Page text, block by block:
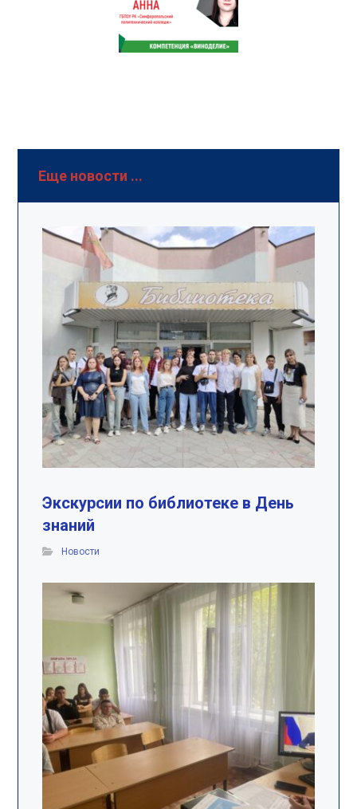
Еще новости ...
Экскурсии по библиотеке в День
знаний
Новости